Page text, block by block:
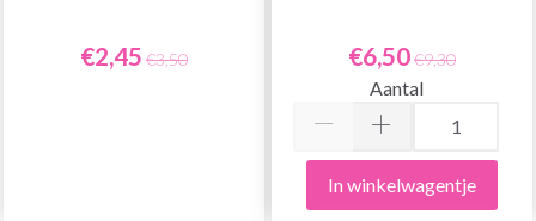
€2,45 €3,50 €6,50€9,30
Aantal
In winkelwagentje